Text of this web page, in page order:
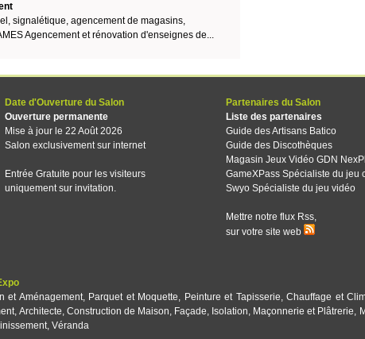
signalétique, agencement de magasins,
Agencement et rénovation d'enseignes de...
Date d'Ouverture du Salon
Ouverture permanente
Mise à jour le 22 Août 2026
Salon exclusivement sur internet
Entrée Gratuite pour les visiteurs
uniquement sur invitation.
Partenaires du Salon
Liste des partenaires
Guide des Artisans Batico
Guide des Discothèques
Magasin Jeux Vidéo GDN
GameXPass Spécialiste du jeu
Swyo Spécialiste du jeu vidéo
Mettre notre flux Rss,
sur votre site web
et Aménagement, Parquet et Moquette, Peinture et Tapisserie,Chauffage et
, Architecte, Construction de Maison, Façade, Isolation, Maçonnerie et Plâtrerie,
, Véranda